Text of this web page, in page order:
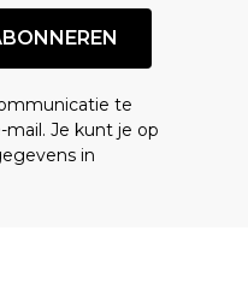
te
mail. Je kunt je op
in